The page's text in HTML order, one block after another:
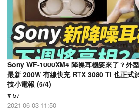
Sony WF-1000XM4 降噪耳機要來了？外
最新 200W 有線快充 RTX 3080 Ti 也正式
技小電報 (6/4)
# 57
2021-06-03 11:50